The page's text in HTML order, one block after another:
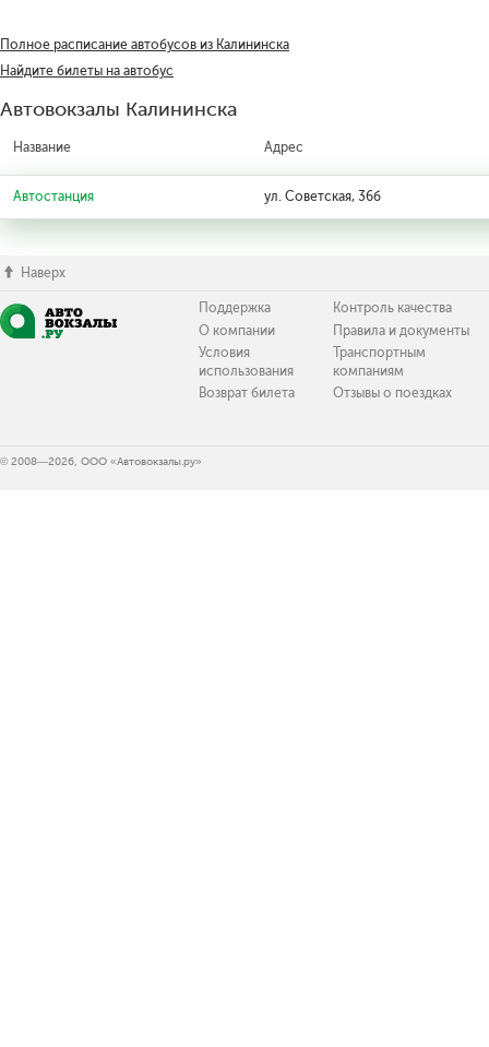
Полное расписание автобусов из Калининска
Найдите билеты на автобус
Автовокзалы Калининска
Название Адрес
Автостанция ул. Советская, 36б
Наверх
Поддержка
О компании
Условия
использования
Возврат билета
Контроль качества
Правила и документы
Транспортным
компаниям
Отзывы о поездках
© 2008—2026, ООО «Автовокзалы.ру»